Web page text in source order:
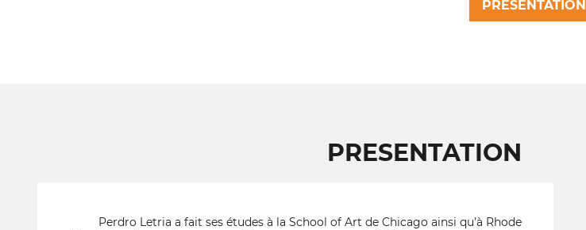
PRESENTATION
PRESENTATION
Perdro Letria a fait ses études à la School of Art de Chicago ainsi qu’à Rhode